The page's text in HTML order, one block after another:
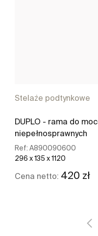
Stelaże podtynkowe
DUPLO - rama do
niepełnosprawnych
Ref: A890090600
296 x 135 x 1120
Cena netto: 420 zł